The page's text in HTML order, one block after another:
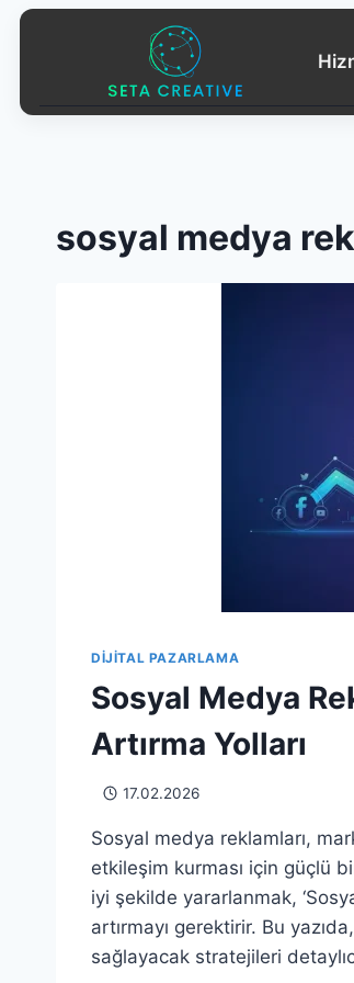
Skip
sosyal medya
DIJITAL PAZARLAMA
Sosyal Medya
Artırma Yolları
17.02.2026
Sosyal medya reklamları,
etkileşim kurması için güçlü
iyi şekilde yararlanmak,
artırmayı gerektirir. Bu
sağlayacak stratejileri